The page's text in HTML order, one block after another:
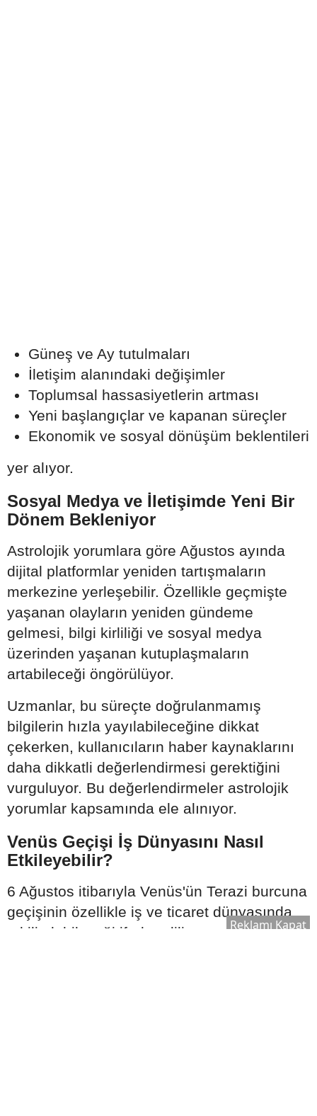
Güneş ve Ay tutulmaları
İletişim alanındaki değişimler
Toplumsal hassasiyetlerin artması
Yeni başlangıçlar ve kapanan süreçler
Ekonomik ve sosyal dönüşüm beklentileri
yer alıyor.
Sosyal Medya ve İletişimde Yeni Bir
Dönem Bekleniyor
Astrolojik yorumlara göre Ağustos ayında
dijital platformlar yeniden tartışmaların
merkezine yerleşebilir. Özellikle geçmişte
yaşanan olayların yeniden gündeme
gelmesi, bilgi kirliliği ve sosyal medya
üzerinden yaşanan kutuplaşmaların
artabileceği öngörülüyor.
Uzmanlar, bu süreçte doğrulanmamış
bilgilerin hızla yayılabileceğine dikkat
çekerken, kullanıcıların haber kaynaklarını
daha dikkatli değerlendirmesi gerektiğini
vurguluyor. Bu değerlendirmeler astrolojik
yorumlar kapsamında ele alınıyor.
Venüs Geçişi İş Dünyasını Nasıl
Etkileyebilir?
6 Ağustos itibarıyla Venüs'ün Terazi burcuna
geçişinin özellikle iş ve ticaret dünyasında
etkili olabileceği ifade ediliyor.
Reklamı Kapat